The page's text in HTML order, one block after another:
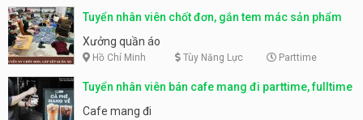
Tuyển nhân viên chốt đơn, gắn tem mác sản phẩm
Xưởng quần áo
Hồ Chí Minh Tùy Năng Lực Parttime
Tuyển nhân viên bán cafe mang đi parttime, fulltime
Cafe mang đi